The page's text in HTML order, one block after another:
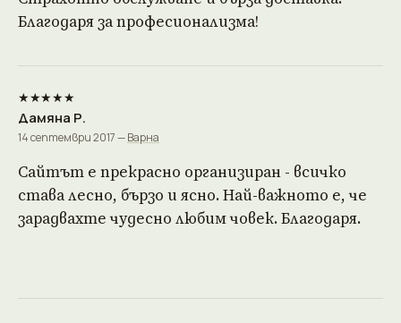
Благодаря за професионализма!
★★★★★
Дамяна Р.
14 септември 2017 —Варна
Сайтът е прекрасно организиран - всичко
става лесно, бързо и ясно. Най-важното е, че
зарадвахте чудесно любим човек. Благодаря.